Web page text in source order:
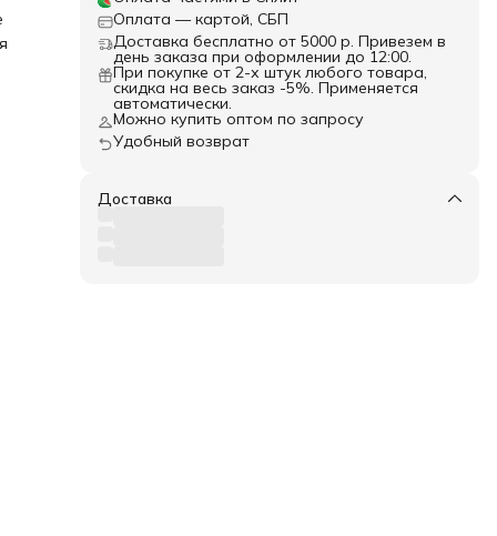
Оплата — картой, СБП
Доставка бесплатно от 5000 р. Привезем в
день заказа при оформлении до 12:00.
При покупке от 2-х штук любого товара,
скидка на весь заказ -5%. Применяется
автоматически.
Можно купить оптом по запросу
Удобный возврат
Доставка